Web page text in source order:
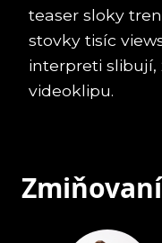
teaser sloky
stovky tisíc
interpreti slibují,
videoklipu.